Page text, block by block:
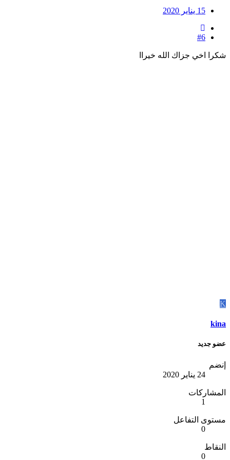
15 يناير 2020
#6
شكرا اخي جزاك الله خيراا
K
kina
عضو جديد
إنضم
24 يناير 2020
المشاركات
1
مستوى التفاعل
0
النقاط
0